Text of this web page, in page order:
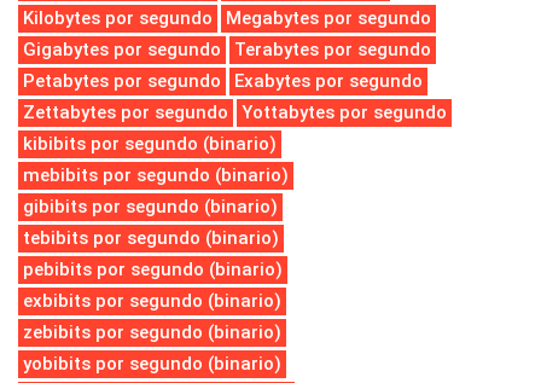
Kilobytes por segundo
Megabytes por segundo
Gigabytes por segundo
Terabytes por segundo
Petabytes por segundo
Exabytes por segundo
Zettabytes por segundo
Yottabytes por segundo
kibibits por segundo (binario)
mebibits por segundo (binario)
gibibits por segundo (binario)
tebibits por segundo (binario)
pebibits por segundo (binario)
exbibits por segundo (binario)
zebibits por segundo (binario)
yobibits por segundo (binario)